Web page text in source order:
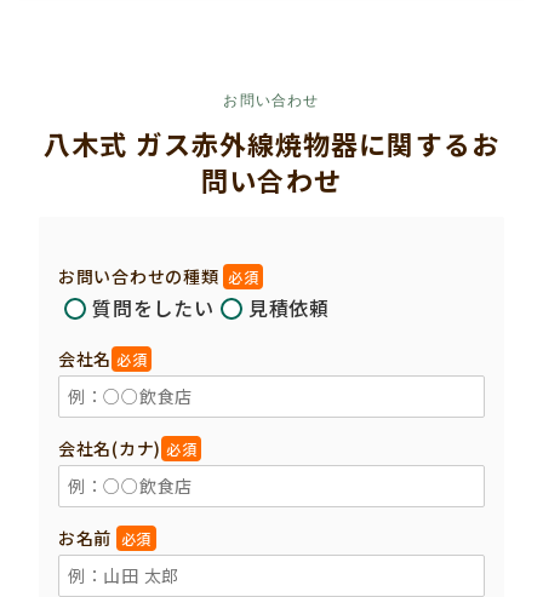
お問い合わせ
八木式 ガス赤外線焼物器に関するお
問い合わせ
お問い合わせの種類 必須
質問をしたい 見積依頼
会社名 必須
会社名(カナ) 必須
お名前 必須